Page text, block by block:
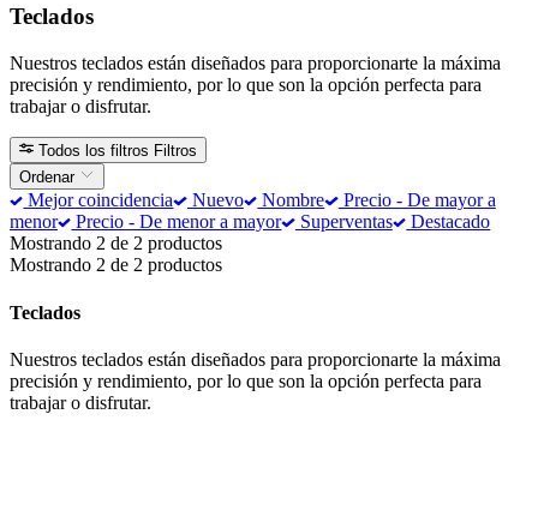
Teclados
Nuestros teclados están diseñados para proporcionarte la máxima
precisión y rendimiento, por lo que son la opción perfecta para
trabajar o disfrutar.
Todos los filtros Filtros
Ordenar
Mejor coincidencia Nuevo Nombre
Precio - De mayor a
menor
Precio - De menor a mayor Superventas
Destacado
Mostrando 2 de 2 productos
Mostrando 2 de 2 productos
Teclados
Nuestros teclados están diseñados para proporcionarte la máxima
precisión y rendimiento, por lo que son la opción perfecta para
trabajar o disfrutar.